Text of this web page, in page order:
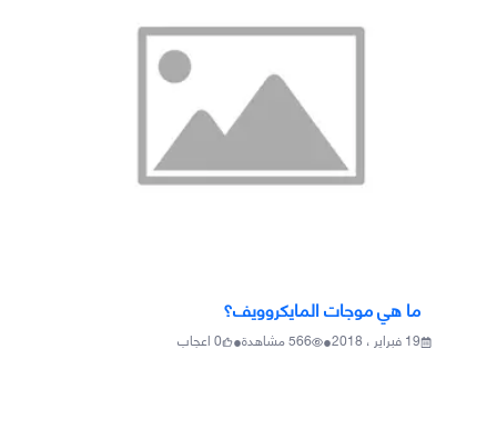
ما هي موجات المايكروويف؟
19 فبراير ، 2018 •
566مشاهدة•
0اعجاب